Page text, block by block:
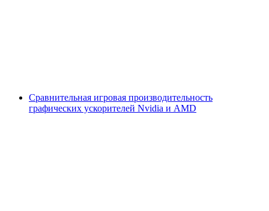
Сравнительная игровая производительность
графических ускорителей Nvidia и AMD